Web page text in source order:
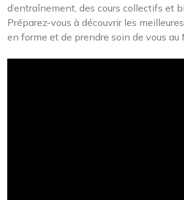
d’entraînement, des cours collectifs et
Préparez-vous à découvrir les
en forme et de prendre soin de vous au